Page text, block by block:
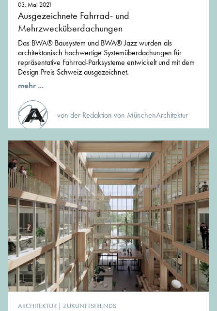
03. Mai 2021
Ausgezeichnete Fahrrad- und
Mehrzwecküberdachungen
Das BWA® Bausystem und BWA® Jazz wurden als
architektonisch hochwertige Systemüberdachungen für
repräsentative Fahrrad-Parksysteme entwickelt und mit dem
Design Preis Schweiz ausgezeichnet.
mehr ...
von der Redaktion von MünchenArchitektur
ARCHITEKTUR | ZUKUNFTSTRENDS